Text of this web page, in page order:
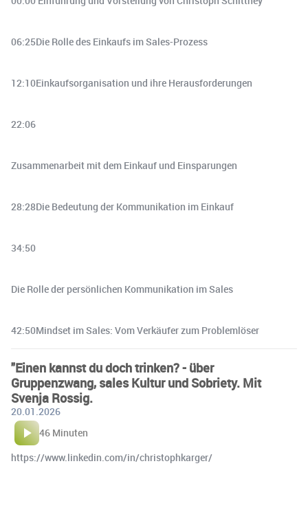
06:25Die Rolle des Einkaufs im Sales-Prozess
12:10Einkaufsorganisation und ihre Herausforderungen
22:06
Zusammenarbeit mit dem Einkauf und Einsparungen
28:28Die Bedeutung der Kommunikation im Einkauf
34:50
Die Rolle der persönlichen Kommunikation im Sales
42:50Mindset im Sales: Vom Verkäufer zum Problemlöser
"Einen kannst du doch trinken? - über
Gruppenzwang, sales Kultur und Sobriety. Mit
Svenja Rossig.
20.01.2026
46 Minuten
https://www.linkedin.com/in/christophkarger/